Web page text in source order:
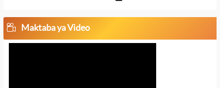
Maktaba ya Video